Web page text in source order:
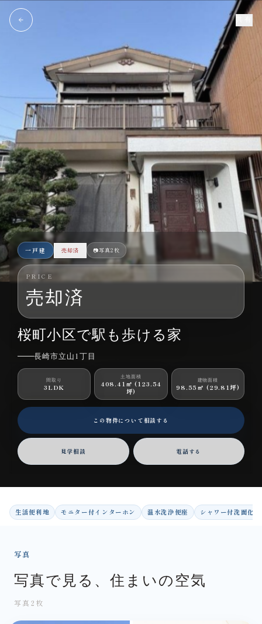
一戸建 売却済 📷写真2枚
PRICE
売却済
長崎市立山1丁目｜一戸建｜3LDK
桜町小区で駅も歩ける家
長崎市立山1丁目
間取り
3LDK
土地面積
408.41㎡ (123.54
坪)
建物面積
98.55㎡ (29.81坪)
この物件について相談する
見学相談 電話する
生活便利地 モニター付インターホン 温水洗浄便座 シャワー付洗面化
写真
写真で見る、住まいの空気
写真2枚